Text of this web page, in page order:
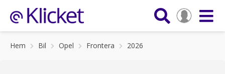
Hem Bil Opel Frontera 2026